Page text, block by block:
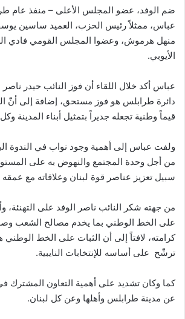
ضم الوفد، عضو المجلس الأعلى – منفذ عام
عباس، ممثلاً رئيس الحزب، العميد ساسين
منهل هرموش، وعضوا المجلس القومي فادي
الأيوبي.
عباس أكد خلال اللقاء أن فوز النائب حيدر ناصر
دائرة طرابلس هو فوز مستحق، إضافة إلى أنّ
قيماً وطنية تجعله جديراً بتمثيل أبناء المدينة
ولفت عباس إلى أهمية وجود نواب في الندوة
من أجل وحدة المجتمع والنهوض به على
سبيل تعزيز عناصر قوة لبنان وعلاقاته مع
من جهته شكر النائب ناصر الوفد على التهنئة،
على الخط الوطني بما يخدم مصالح الشعب
كرامته، لافتاً إلى أن الثبات على الخط الوطني
ترشّح على أساسه للإنتخابات النايبية.
كما وكان تشديد على أهمية التعاون المشترك
عن مدينة طرابلس وأهلها وعن كل لبنان.